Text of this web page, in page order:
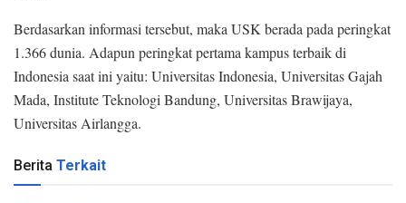
Berdasarkan informasi tersebut, maka USK berada pada peringkat
1.366 dunia. Adapun peringkat pertama kampus terbaik di
Indonesia saat ini yaitu: Universitas Indonesia, Universitas Gajah
Mada, Institute Teknologi Bandung, Universitas Brawijaya,
Universitas Airlangga.
Berita Terkait